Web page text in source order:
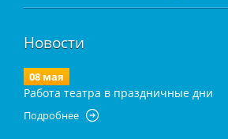
Новости
08 мая
Работа театра в праздничные дни
Подробнее